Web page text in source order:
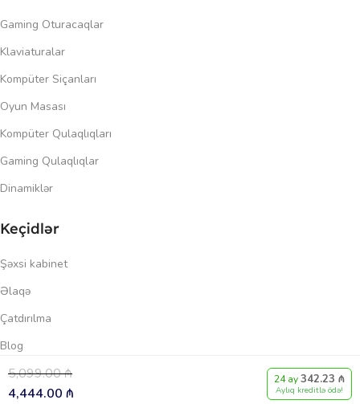
Gaming Oturacaqlar
Klaviaturalar
Kompüter Siçanları
Oyun Masası
Kompüter Qulaqlıqları
Gaming Qulaqlıqlar
Dinamiklər
Keçidlər
Şəxsi kabinet
Əlaqə
Çatdırılma
Blog
Məxfilik siyasəti
et
İstək siyahısı
0
SəbətMenyu
5,099.00₼
4,444.00 ₼
24 ay342.23 ₼
Aylıq kreditlə ödə!